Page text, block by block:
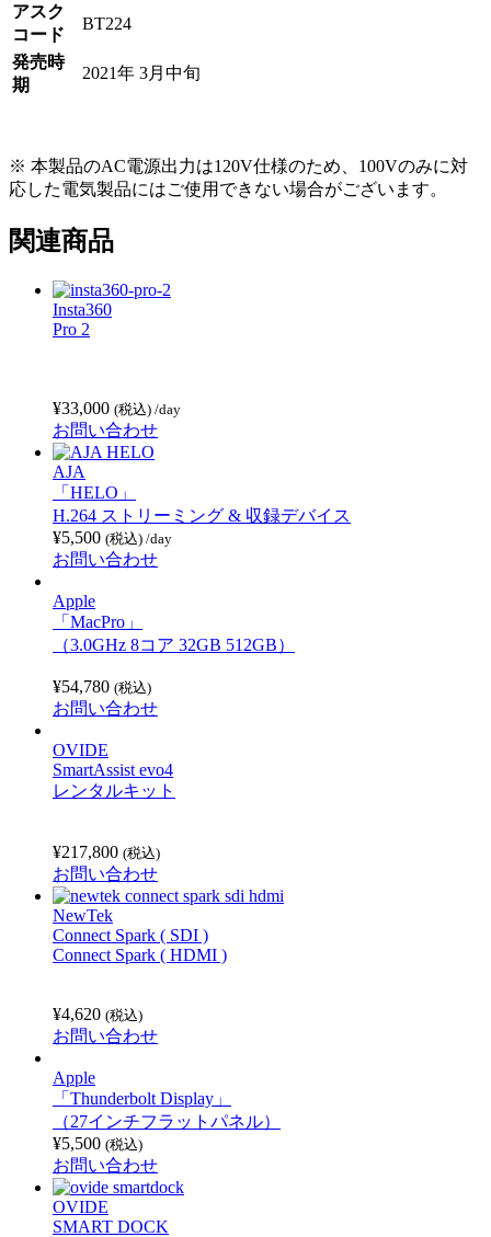
アスク
コード
BT224
発売時
期
2021年 3月中旬
※ 本製品のAC電源出力は120V仕様のため、100Vのみに対
応した電気製品にはご使用できない場合がございます。
関連商品
Insta360
Pro 2
¥33,000 (税込) /day
お問い合わせ
AJA
「HELO」
H.264 ストリーミング & 収録デバイス
¥5,500 (税込) /day
お問い合わせ
Apple
「MacPro」
（3.0GHz 8コア 32GB 512GB）
¥54,780 (税込)
お問い合わせ
OVIDE
SmartAssist evo4
レンタルキット
¥217,800 (税込)
お問い合わせ
NewTek
Connect Spark ( SDI )
Connect Spark ( HDMI )
¥4,620 (税込)
お問い合わせ
Apple
「Thunderbolt Display」
（27インチフラットパネル）
¥5,500 (税込)
お問い合わせ
OVIDE
SMART DOCK